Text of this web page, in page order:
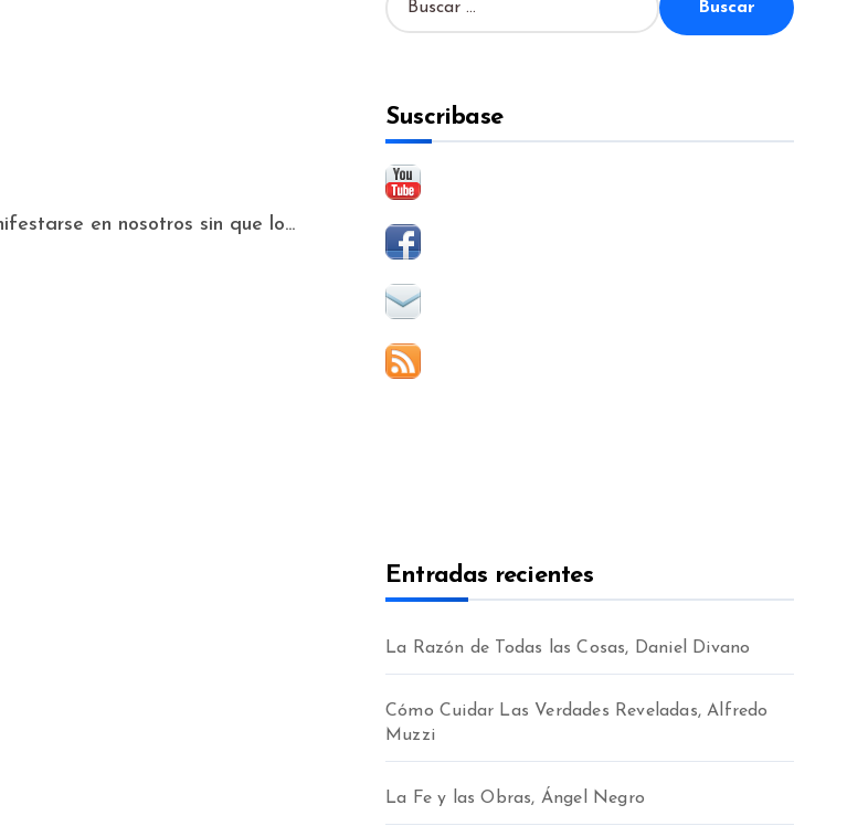
en nosotros sin que lo...
u
r
:
Suscribase
Entradas recientes
La Razón de Todas las Cosas, Daniel Divano
Cómo Cuidar Las Verdades Reveladas, Alfredo
Muzzi
La Fe y las Obras, Ángel Negro